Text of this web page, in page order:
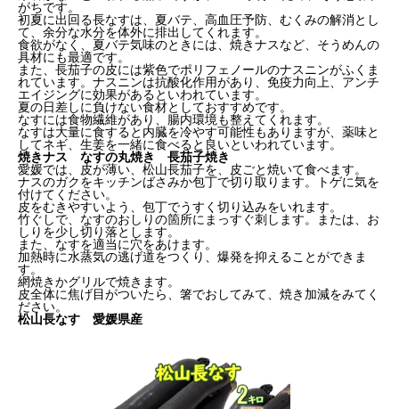
がちです。
初夏に出回る長なすは、夏バテ、高血圧予防、むくみの解消とし
て、余分な水分を体外に排出してくれます。
食欲がなく、夏バテ気味のときには、焼きナスなど、そうめんの
具材にも最適です。
また、長茄子の皮には紫色でポリフェノールのナスニンがふくま
れています。ナスニンは抗酸化作用があり、免疫力向上、アンチ
エイジングに効果があるといわれています。
夏の日差しに負けない食材としておすすめです。
なすには食物繊維があり、腸内環境も整えてくれます。
なすは大量に食すると内臓を冷やす可能性もありますが、薬味と
してネギ、生姜を一緒に食べると良いといわれています。
焼きナス なすの丸焼き 長茄子焼き
愛媛では、皮が薄い、松山長茄子を、皮ごと焼いて食べます。
ナスのガクをキッチンばさみか包丁で切り取ります。トゲに気を
付けてください。
皮をむきやすいよう、包丁でうすく切り込みをいれます。
竹ぐしで、なすのおしりの箇所にまっすぐ刺します。または、お
しりを少し切り落とします。
また、なすを適当に穴をあけます。
加熱時に水蒸気の逃げ道をつくり、爆発を抑えることができま
す。
網焼きかグリルで焼きます。
皮全体に焦げ目がついたら、箸でおしてみて、焼き加減をみてく
ださい。
松山長なす 愛媛県産